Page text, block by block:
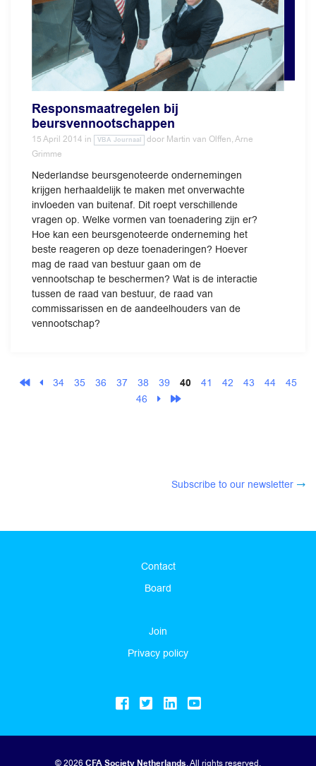
Responsmaatregelen bij
beursvennootschappen
15 April 2014 in VBA Journaal door Martin van Olffen, Arne
Grimme
Nederlandse beursgenoteerde ondernemingen
krijgen herhaaldelijk te maken met onverwachte
invloeden van buitenaf. Dit roept verschillende
vragen op. Welke vormen van toenadering zijn er?
Hoe kan een beursgenoteerde onderneming het
beste reageren op deze toenaderingen? Hoever
mag de raad van bestuur gaan om de
vennootschap te beschermen? Wat is de interactie
tussen de raad van bestuur, de raad van
commissarissen en de aandeelhouders van de
vennootschap?
34 35 36 37 38 39 40 41 42 43 44
45
46
Subscribe to our newsletter
Contact
Board
Join
Privacy policy
© 2026 CFA Society Netherlands. All rights reserved.